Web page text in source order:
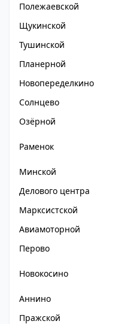
Полежаевской
Щукинской
Тушинской
Планерной
Новопеределкино
Солнцево
Озёрной
Раменок
Минской
Делового центра
Марксистской
Авиамоторной
Перово
Новокосино
Аннино
Пражской